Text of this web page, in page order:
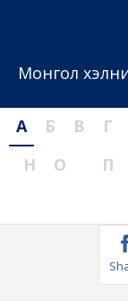
Монгол
А Б В Г
Н
О П